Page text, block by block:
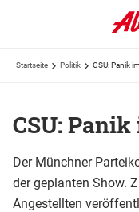
Startseite Politik CSU: Panik
CSU:
Der Münchner
der geplanten Show.
Angestellten